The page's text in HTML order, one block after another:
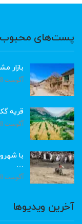
پست‌های محبوب
بازار
آگوست 8, 2026
قریه
آگوست 8, 2026
با
…
آگوست 8, 2026
آخرین ویدیوها